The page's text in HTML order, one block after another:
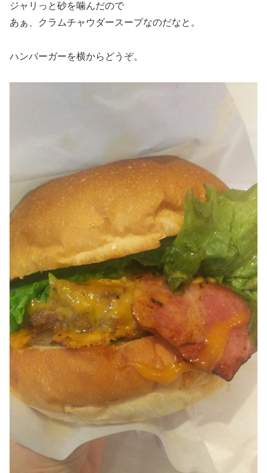
ジャリっと砂を噛んだので
あぁ、クラムチャウダースープなのだなと。
ハンバーガーを横からどうぞ。